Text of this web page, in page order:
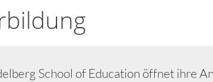
School of Education öffnet ihre